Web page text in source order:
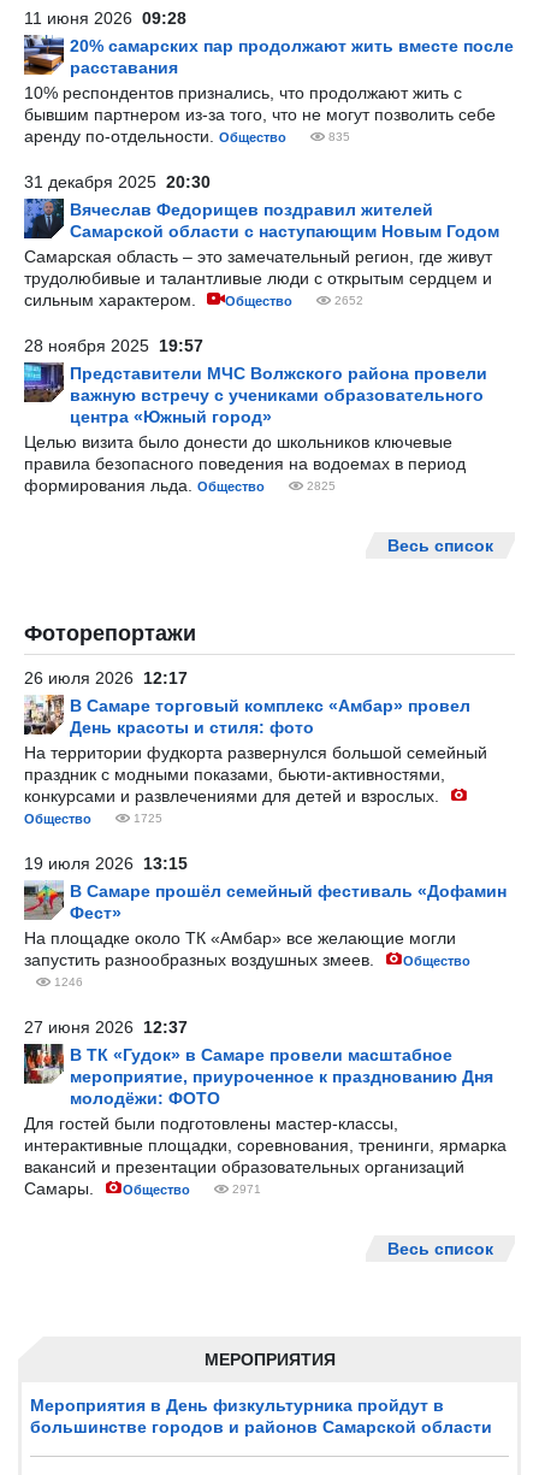
МЕРОПРИЯТИЯ
Мероприятия в День физкультурника пройдут в
большинстве городов и районов Самарской области
11 июня 2026 09:28
20% самарских пар продолжают жить вместе после
расставания
10% респондентов признались, что продолжают жить с
бывшим партнером из-за того, что не могут позволить себе
аренду по-отдельности.
Общество 835
31 декабря 2025 20:30
Вячеслав Федорищев поздравил жителей
Самарской области с наступающим Новым Годом
Самарская область – это замечательный регион, где живут
трудолюбивые и талантливые люди с открытым сердцем и
сильным характером.
Общество 2652
28 ноября 2025 19:57
Представители МЧС Волжского района провели
важную встречу с учениками образовательного
центра «Южный город»
Целью визита было донести до школьников ключевые
правила безопасного поведения на водоемах в период
формирования льда.
Общество 2825
Весь список
Фоторепортажи
26 июля 2026 12:17
В Самаре торговый комплекс «Амбар» провел
День красоты и стиля: фото
На территории фудкорта развернулся большой семейный
праздник с модными показами, бьюти-активностями,
конкурсами и развлечениями для детей и взрослых.
Общество 1725
19 июля 2026 13:15
В Самаре прошёл семейный фестиваль «Дофамин
Фест»
На площадке около ТК «Амбар» все желающие могли
запустить разнообразных воздушных змеев.
Общество
1246
27 июня 2026 12:37
В ТК «Гудок» в Самаре провели масштабное
мероприятие, приуроченное к празднованию Дня
молодёжи: ФОТО
Для гостей были подготовлены мастер-классы,
интерактивные площадки, соревнования, тренинги, ярмарка
вакансий и презентации образовательных организаций
Самары.
Общество 2971
Весь список